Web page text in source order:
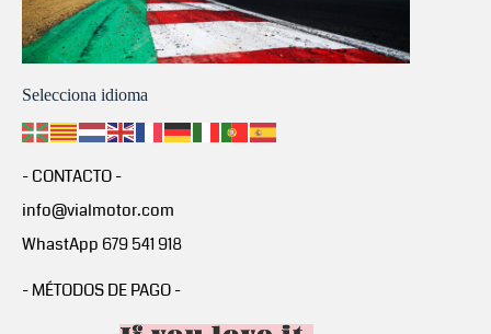
Selecciona idioma
- CONTACTO -
info@vialmotor.com
WhastApp 679 541 918
- MÉTODOS DE PAGO -